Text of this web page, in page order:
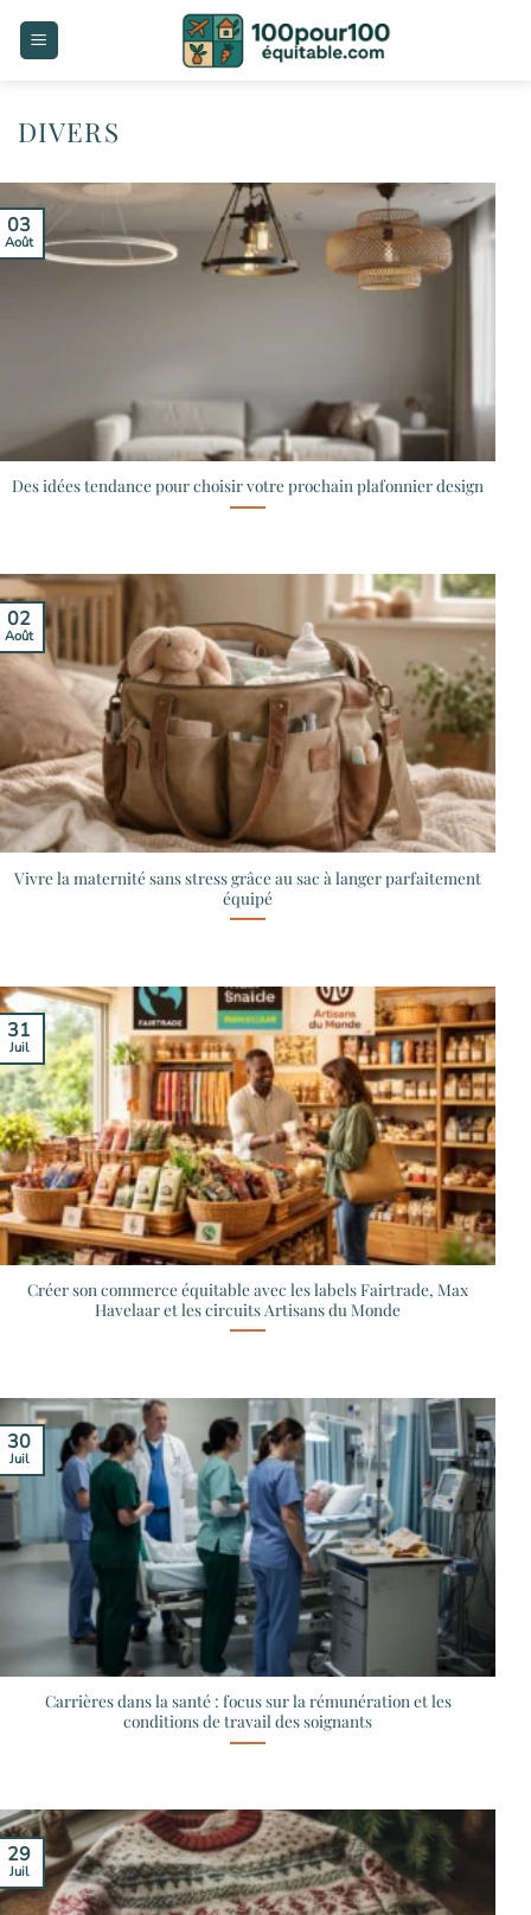
DIVERS
Des idées tendance pour choisir votre prochain plafonnier design
03
Août
Vivre la maternité sans stress grâce au sac à langer parfaitement
équipé
02
Août
Créer son commerce équitable avec les labels Fairtrade, Max
Havelaar et les circuits Artisans du Monde
31
Juil
Carrières dans la santé : focus sur la rémunération et les
conditions de travail des soignants
30
Juil
29
Juil